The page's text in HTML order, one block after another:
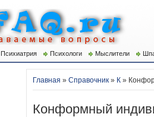
Психиатрия Психологи Мыслители
Главная » Справочник » К »
Конформный